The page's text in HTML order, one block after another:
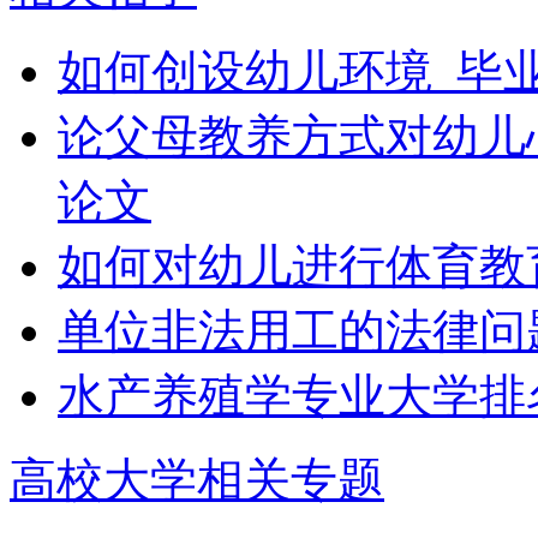
如何创设幼儿环境_毕
论父母教养方式对幼
论文
如何对幼儿进行体育
单位非法用工的法律
水产养殖学专业大学排
高校大学相关专题